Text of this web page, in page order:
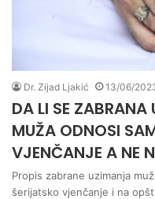
Dr. Zijad Ljakić 13/06/
DA LI SE
MUŽA ODNOSI
VJENČANJE A NE
Propis zabrane uzimanja
šerijatsko vjenčanje i na